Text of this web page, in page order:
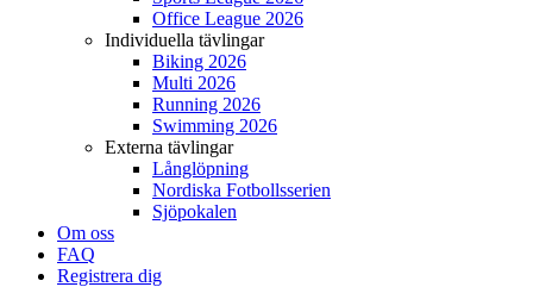
Office League 2026
Individuella tävlingar
Biking 2026
Multi 2026
Running 2026
Swimming 2026
Externa tävlingar
Långlöpning
Nordiska Fotbollsserien
Sjöpokalen
Om oss
FAQ
Registrera dig